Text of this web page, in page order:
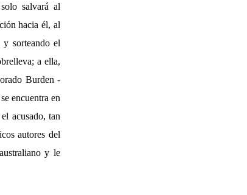
salvará al
hacia él, al
sorteando el
a ella,
Burden -
encuentra en
acusado, tan
autores del
y le